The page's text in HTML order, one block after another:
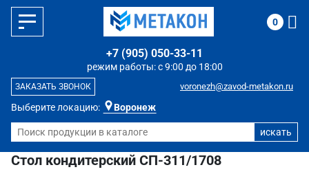
Выберите локацию: Воронеж
режим работы: с 9:00 до 18:00
+7 (905) 050-33-11
voronezh@zavod-metakon.ru
ЗАКАЗАТЬ ЗВОНОК
0
Стол кондитерский СП-311/1708